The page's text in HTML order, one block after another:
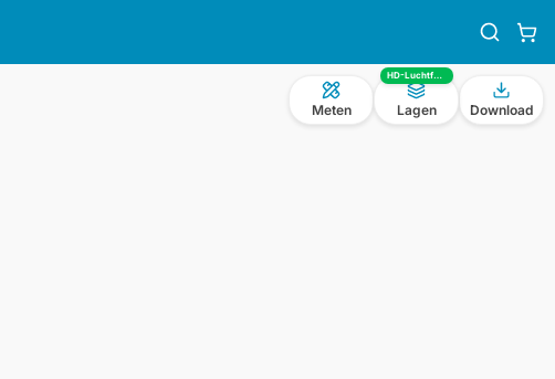
Meten
HD-Luchtfoto
Lagen Download